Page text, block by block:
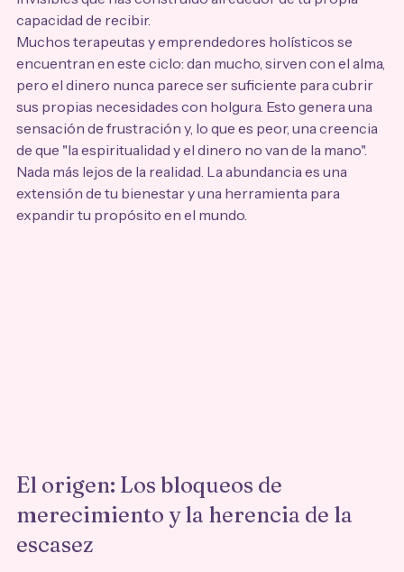
capacidad de recibir.
Muchos terapeutas y emprendedores holísticos se
encuentran en este ciclo: dan mucho, sirven con el alma,
pero el dinero nunca parece ser suficiente para cubrir
sus propias necesidades con holgura. Esto genera una
sensación de frustración y, lo que es peor, una creencia
de que "la espiritualidad y el dinero no van de la mano".
Nada más lejos de la realidad. La abundancia es una
extensión de tu bienestar y una herramienta para
expandir tu propósito en el mundo.
El origen: Los bloqueos de
merecimiento y la herencia de la
escasez